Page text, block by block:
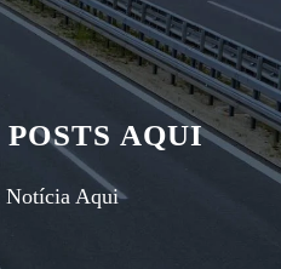
AQUI
Notícia Aqui